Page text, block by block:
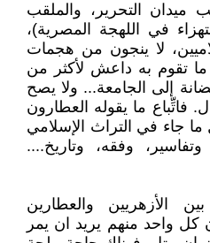
ميدان التحرير، والملقب
في اللهجة المصرية)،
لا ينجون من هجمات
ما تقوم به داعش لأكثر من
إلى الجامعة... ولا يصح
فاتِّباع ما يقوله العطارون
جاء في التراث الإسلامي
وفقه، وتاريخ....
الأزهريين والعطارين
كل واحد منهم يريد ان يمر